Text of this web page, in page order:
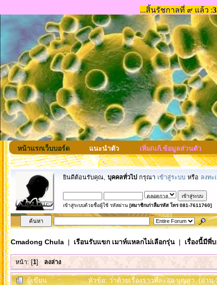
หน้าแรกเว็บบอร์ด แนะนำตัว เพิ่ม/แก้.ข้อมูลส่วนตัว
ยินดีต้อนรับคุณ, บุคคลทั่วไป กรุณา เข้าสู่ระบบ หรือ ลงทะ
เข้าสู่ระบบด้วยชื่อผู้ใช้ รหัสผ่าน [สมาชิกเก่าลืมรหัส โทร 081-7611760]
Cmadong Chula| เรือนรับแขก เมาท์แหลกไม่เลือกรุ่น| เรื่องนี้มีพี่
หน้า: [1] ลงล่าง
ผู้เขียน หัวข้อ: ว่าด้วยเรื่องราวพี่ละออ บุญสา (อ่าน